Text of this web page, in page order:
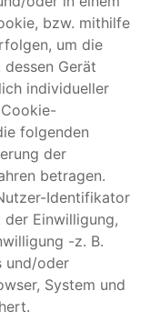
bzw. mithilfe
um die
Gerät
individueller
folgenden
der
betragen.
Identifikator
Einwilligung,
-z. B.
und/oder
System und